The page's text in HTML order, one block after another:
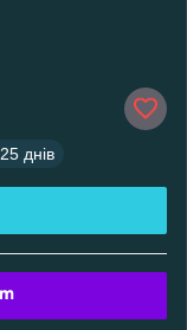
25 днів